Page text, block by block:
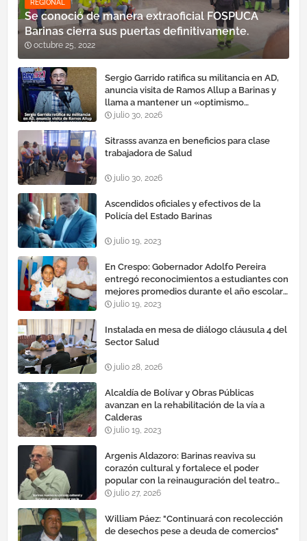
REGIONAL
Se conoció de manera extraoficial FOSPUCA
Barinas cierra sus puertas definitivamente.
octubre 25, 2022
Sergio Garrido ratifica su militancia en AD,
anuncia visita de Ramos Allup a Barinas y
llama a mantener un «optimismo
cauteloso»
julio 30, 2026
Sitrasss avanza en beneficios para clase
trabajadora de Salud
julio 30, 2026
Ascendidos oficiales y efectivos de la
Policía del Estado Barinas
julio 19, 2023
En Crespo: Gobernador Adolfo Pereira
entregó reconocimientos a estudiantes con
mejores promedios durante el año escolar
2022 – 2023
julio 19, 2023
Instalada en mesa de diálogo cláusula 4 del
Sector Salud
julio 28, 2026
Alcaldía de Bolívar y Obras Públicas
avanzan en la rehabilitación de la vía a
Calderas
julio 19, 2023
Argenis Aldazoro: Barinas reaviva su
corazón cultural y fortalece el poder
popular con la reinauguración del teatro
esteban ruiz guevara
julio 27, 2026
William Páez: "Continuará con recolección
de desechos pese a deuda de comercios"